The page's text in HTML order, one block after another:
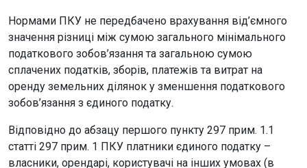
Нормами ПКУ не передбачено врахування від’ємного
значення різниці між сумою загального мінімального
податкового зобов’язання та загальною сумою
сплачених податків, зборів, платежів та витрат на
оренду земельних ділянок у зменшення податкового
зобов’язання з єдиного податку.
Відповідно до абзацу першого пункту 297 прим. 1.1
статті 297 прим. 1 ПКУ платники єдиного податку –
власники, орендарі, користувачі на інших умовах (в